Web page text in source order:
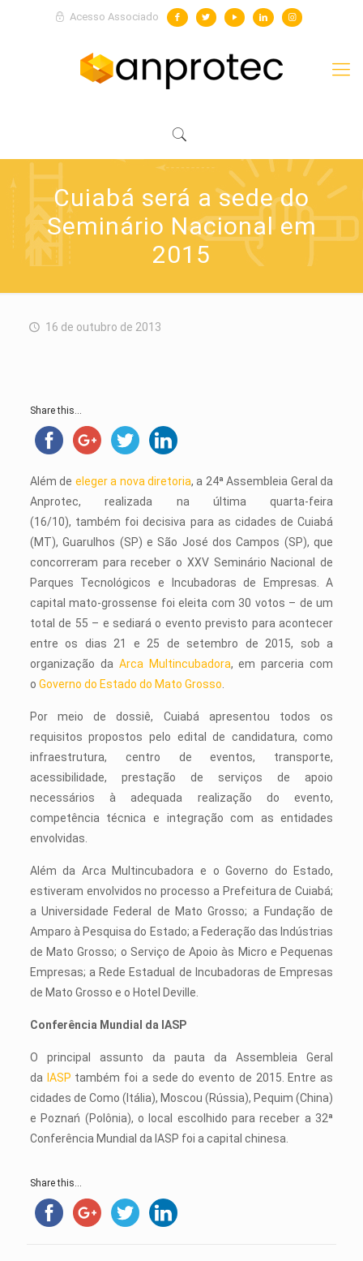
Acesso Associado
Cuiabá será a sede do
Seminário Nacional em
2015
16 de outubro de 2013
Share this...
Além de eleger a nova diretoria, a 24ª Assembleia Geral da
Anprotec, realizada na última quarta-feira
(16/10), também foi decisiva para as cidades de Cuiabá
(MT), Guarulhos (SP) e São José dos Campos (SP), que
concorreram para receber o XXV Seminário Nacional de
Parques Tecnológicos e Incubadoras de Empresas. A
capital mato-grossense foi eleita com 30 votos – de um
total de 55 – e sediará o evento previsto para acontecer
entre os dias 21 e 25 de setembro de 2015, sob a
organização da Arca Multincubadora, em parceria com
o Governo do Estado do Mato Grosso
Por meio de dossiê, Cuiabá apresentou todos os
requisitos propostos pelo edital de candidatura, como
infraestrutura, centro de eventos, transporte,
acessibilidade, prestação de serviços de apoio
necessários à adequada realização do evento,
competência técnica e integração com as entidades
envolvidas.
Além da Arca Multincubadora e o Governo do Estado,
estiveram envolvidos no processo a Prefeitura de Cuiabá;
a Universidade Federal de Mato Grosso; a Fundação de
Amparo à Pesquisa do Estado; a Federação das Indústrias
de Mato Grosso; o Serviço de Apoio às Micro e Pequenas
Empresas; a Rede Estadual de Incubadoras de Empresas
de Mato Grosso e o Hotel Deville.
Conferência Mundial da IASP
O principal assunto da pauta da Assembleia Geral
da IASP também foi a sede do evento de 2015. Entre as
cidades de Como (Itália), Moscou (Rússia), Pequim (China)
e Poznań (Polônia), o local escolhido para receber a 32ª
Conferência Mundial da IASP foi a capital chinesa.
Share this...